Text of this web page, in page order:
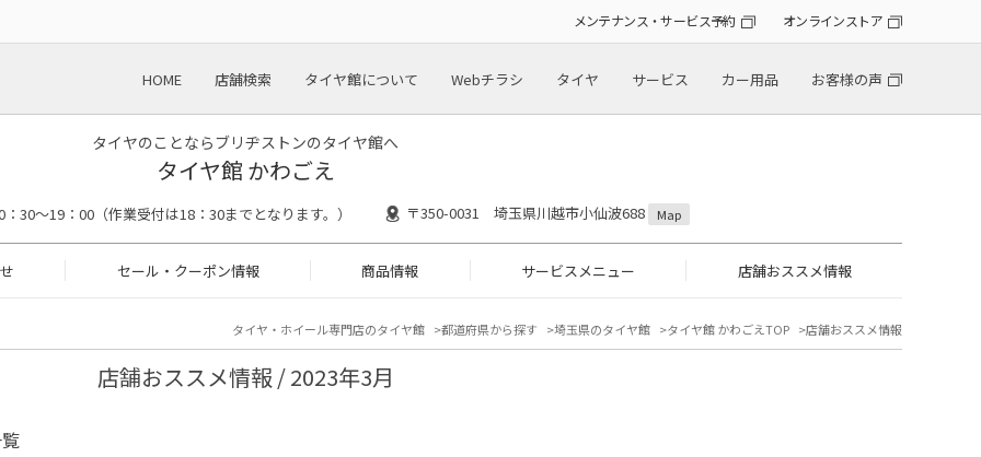
メンテナンス・サービス予約 オンラインストア
HOME 店舗検索 タイヤ館について Webチラシ タイヤ サービス カー用品 お客様の声
タイヤのことならブリヂストンのタイヤ館へ
タイヤ館 かわごえ
：30～19：00（作業受付は18：30までとなります。） 〒350-0031 埼玉県川越市小仙波688 Map
セール・クーポン情報 商品情報 サービスメニュー 店舗おススメ情報
タイヤ・ホイール専門店のタイヤ館 都道府県から探す 埼玉県のタイヤ館 タイヤ館 かわごえTOP 店舗おススメ情報
店舗おススメ情報 / 2023年3月